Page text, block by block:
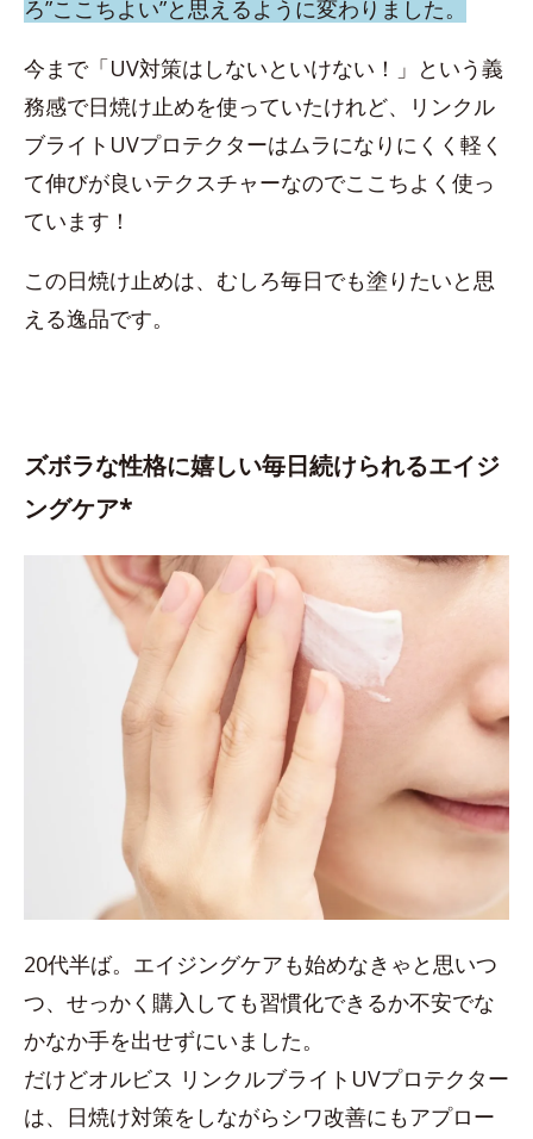
ろ”ここちよい”と思えるように変わりました。
今まで「UV対策はしないといけない！」という義
務感で日焼け止めを使っていたけれど、リンクル
ブライトUVプロテクターはムラになりにくく軽く
て伸びが良いテクスチャーなのでここちよく使っ
ています！
この日焼け止めは、むしろ毎日でも塗りたいと思
える逸品です。
ズボラな性格に嬉しい毎日続けられるエイジ
ングケア*
20代半ば。エイジングケアも始めなきゃと思いつ
つ、せっかく購入しても習慣化できるか不安でな
かなか手を出せずにいました。
だけどオルビス リンクルブライトUVプロテクター
は、日焼け対策をしながらシワ改善にもアプロー